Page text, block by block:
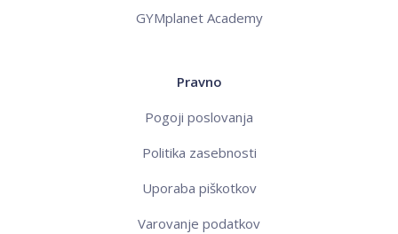
GYMplanet Academy
Pravno
Pogoji poslovanja
Politika zasebnosti
Uporaba piškotkov
Varovanje podatkov